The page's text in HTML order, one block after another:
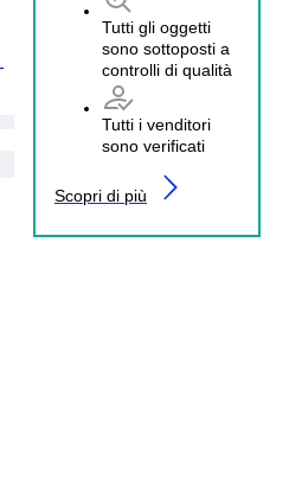
Tutti gli oggetti
sono sottoposti a
controlli di qualità
Tutti i venditori
sono verificati
Scopri di più